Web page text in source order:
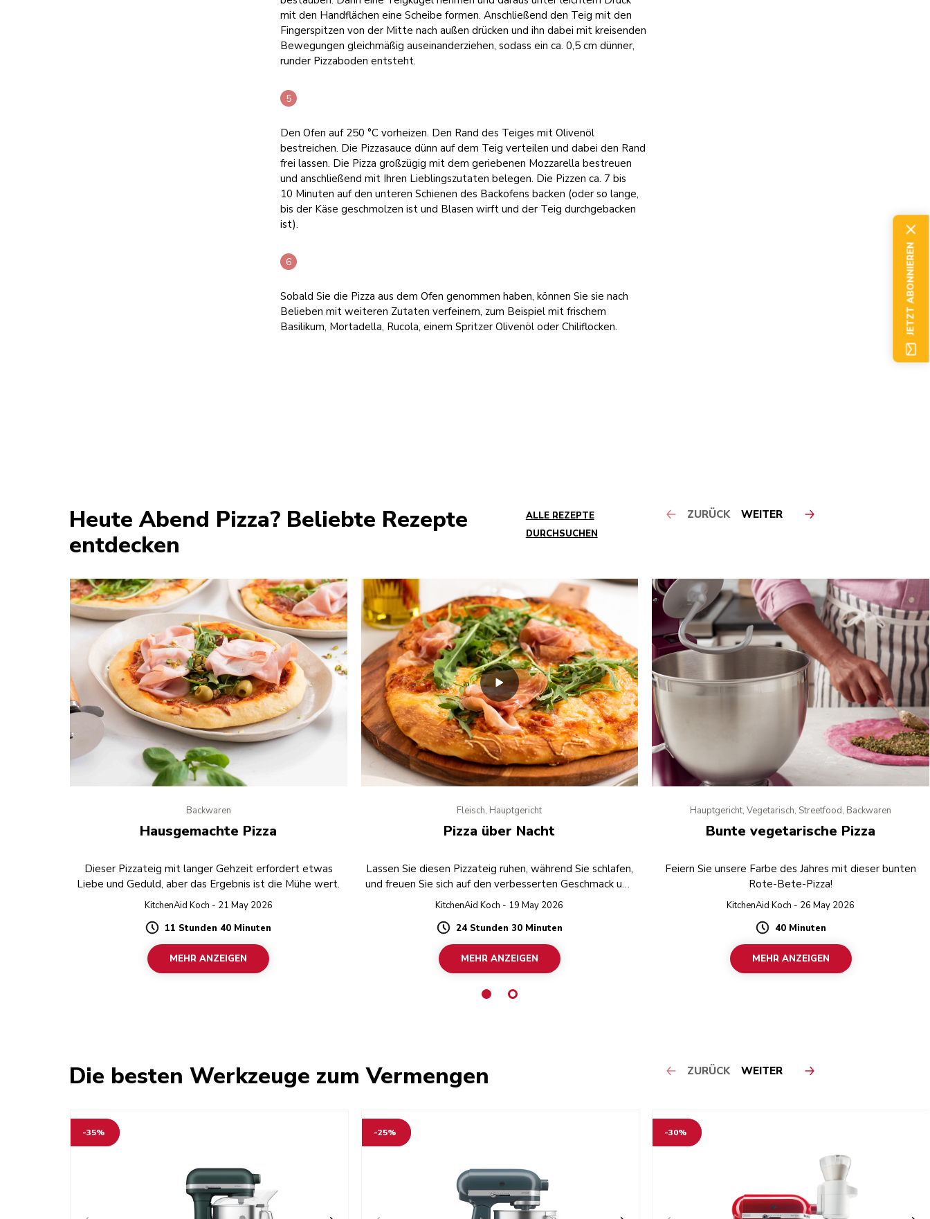
mit den Handflächen eine Scheibe formen. Anschließend den Teig mit den
Fingerspitzen von der Mitte nach außen drücken und ihn dabei mit kreisenden
Bewegungen gleichmäßig auseinanderziehen, sodass ein ca. 0,5 cm dünner,
runder Pizzaboden entsteht.
Den Ofen auf 250 °C vorheizen. Den Rand des Teiges mit Olivenöl
bestreichen. Die Pizzasauce dünn auf dem Teig verteilen und dabei den Rand
frei lassen. Die Pizza großzügig mit dem geriebenen Mozzarella bestreuen
und anschließend mit Ihren Lieblingszutaten belegen. Die Pizzen ca. 7 bis
10 Minuten auf den unteren Schienen des Backofens backen (oder so lange,
bis der Käse geschmolzen ist und Blasen wirft und der Teig durchgebacken
ist).
Sobald Sie die Pizza aus dem Ofen genommen haben, können Sie sie nach
Belieben mit weiteren Zutaten verfeinern, zum Beispiel mit frischem
Basilikum, Mortadella, Rucola, einem Spritzer Olivenöl oder Chiliflocken.
Heute Abend Pizza? Beliebte Rezepte
entdecken
ALLE REZEPTE
DURCHSUCHEN
ZURÜCK WEITER
Backwaren
Hausgemachte Pizza
Dieser Pizzateig mit langer Gehzeit erfordert etwas
Liebe und Geduld, aber das Ergebnis ist die Mühe wert.
KitchenAid Koch - 21 May 2026
Duration
11 Stunden 40 Minuten
MEHR ANZEIGEN
Fleisch, Hauptgericht
Pizza über Nacht
Lassen Sie diesen Pizzateig ruhen, während Sie schlafen,
und freuen Sie sich auf den verbesserten Geschmack und
die Textur des über Nacht entstandenen Meisterwerks.
KitchenAid Koch - 19 May 2026
Duration
24 Stunden 30 Minuten
MEHR ANZEIGEN
Hauptgericht, Vegetarisch, Streetfood, Backwaren
Bunte vegetarische Pizza
Feiern Sie unsere Farbe des Jahres mit dieser bunten
Rote-Bete-Pizza!
KitchenAid Koch - 26 May 2026
Duration
40 Minuten
MEHR ANZEIGEN
Die besten Werkzeuge zum Vermengen ZURÜCK WEITER
-35% -25% -30%
JETZT ABONNIEREN